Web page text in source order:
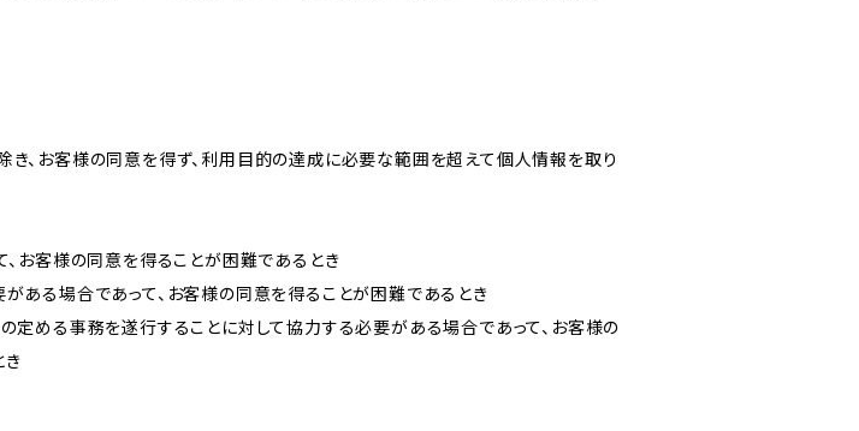
、お客様の同意を得ず、利用目的の達成に必要な範囲を超えて個人情報を取り
、お客様の同意を得ることが困難であるとき
ある場合であって、お客様の同意を得ることが困難であるとき
定める事務を遂行することに対して協力する必要がある場合であって、お客様の
き